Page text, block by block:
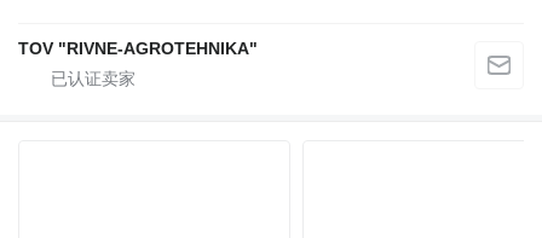
TOV "RIVNE-AGROTEHNIKA"